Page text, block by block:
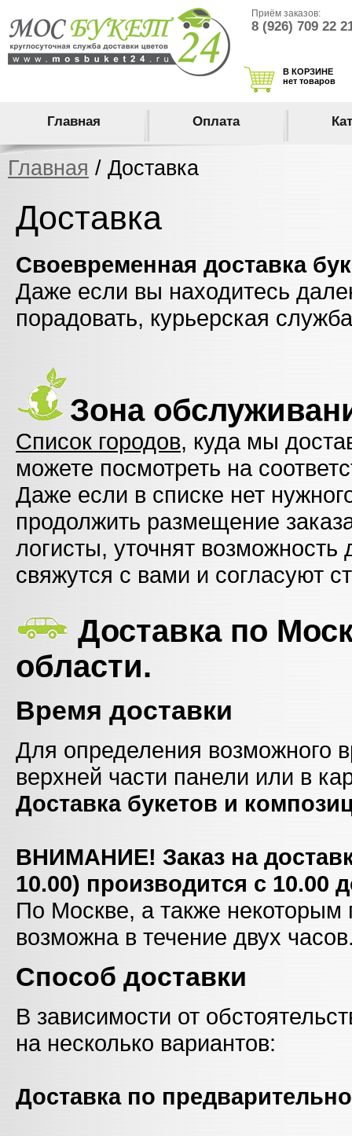
Приём заказов:
8 (926) 709 22
В КОРЗИНЕ
нет товаров
Главная Оплата
Главная / Доставка
Доставка
Cвоевременная доставка
Даже если вы находитесь
порадовать, курьерская
Зона
Список городов, куда мы
можете посмотреть на
Даже если в списке нет
продолжить размещение
логисты, уточнят
свяжутся с вами и согласуют
Доставка по
области.
Время доставки
Для определения возможного
верхней части панели или в
Доставка букетов и
ВНИМАНИЕ! Заказ на
10.00) производится с 10.00
По Москве, а также некоторым
возможна в течение двух
Cпособ доставки
В зависимости от
на несколько вариантов:
Доставка по